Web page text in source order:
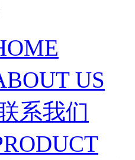
US
系我们